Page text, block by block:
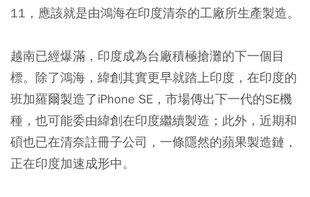
11，應該就是由鴻海在印度清奈的工廠所生產製造。
越南已經爆滿，印度成為台廠積極搶灘的下一個目
標。除了鴻海，緯創其實更早就踏上印度，在印度的
班加羅爾製造了iPhone SE，市場傳出下一代的SE機
種，也可能委由緯創在印度繼續製造；此外，近期和
碩也已在清奈註冊子公司，一條隱然的蘋果製造鏈，
正在印度加速成形中。